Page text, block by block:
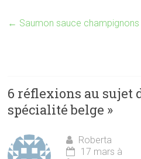
← Saumon sauce
6 réflexions au sujet
spécialité belge »
Roberta
17 mars à